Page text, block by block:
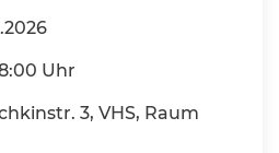
Uhr
3, VHS, Raum